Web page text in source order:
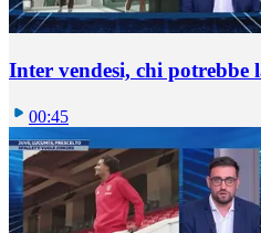
Inter vendesi, chi potrebbe
00:45